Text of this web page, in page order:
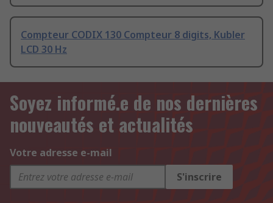
Compteur CODIX 130 Compteur 8 digits, Kubler
LCD 30 Hz
Soyez informé.e de nos dernières
nouveautés et actualités
Votre adresse e-mail
S'inscrire